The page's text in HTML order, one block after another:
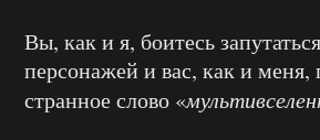
Вы, как и я, боитесь
персонажей и вас, как и меня,
странное слово «